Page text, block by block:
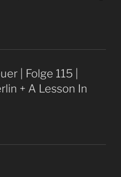
| Folge 115 |
+ A Lesson In